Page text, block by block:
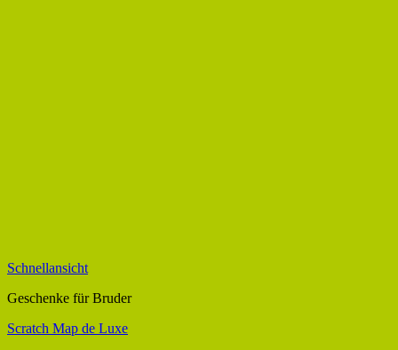
Schnellansicht
Geschenke für Bruder
Scratch Map de Luxe